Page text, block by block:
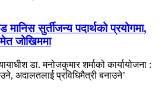
सुर्तीजन्य पदार्थको प्रयोगमा,
जोखिममा